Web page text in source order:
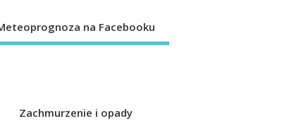
na Facebooku
Zachmurzenie i opady